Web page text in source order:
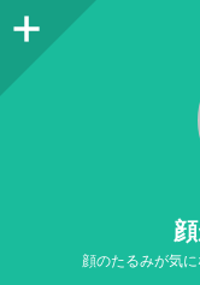
顔のたるみが気